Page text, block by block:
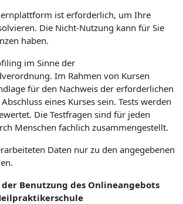
ist erforderlich, um Ihre
Die Nicht-Nutzung kann für Sie
haben.
im Sinne der
Im Rahmen von Kursen
für den Nachweis der erforderlichen
eines Kurses sein. Tests werden
Die Testfragen sind für jeden
Menschen fachlich zusammengestellt.
Daten nur zu den angegebenen
Benutzung des Onlineangebots